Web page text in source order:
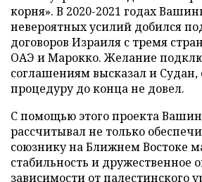
корня». В 2020-2021 годах
невероятных усилий добился
договоров Израиля с тремя
ОАЭ и Марокко. Желание
соглашениям высказал и Судан,
процедуру до конца не довел.
С помощью этого проекта
рассчитывал не только
союзнику на Ближнем Востоке
стабильность и дружественное
зависимости от палестинского